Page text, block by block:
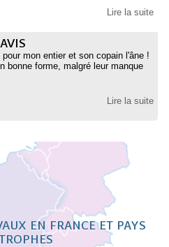
Lire la suite
AVIS
mon entier et son copain l'âne !
bonne forme, malgré leur manque
Lire la suite
EN FRANCE ET PAYS